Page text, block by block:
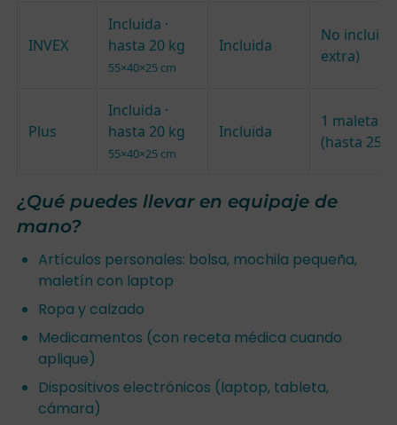
INVEX
Incluida ·
hasta 20 kg
55×40×25 cm
Incluida
No
extra)
Plus
Incluida ·
hasta 20 kg
55×40×25 cm
Incluida
1 maleta
(hasta 25
¿Qué puedes llevar en equipaje de
mano?
Artículos personales: bolsa, mochila pequeña,
maletín con laptop
Ropa y calzado
Medicamentos (con receta médica cuando
aplique)
Dispositivos electrónicos (laptop, tableta,
cámara)